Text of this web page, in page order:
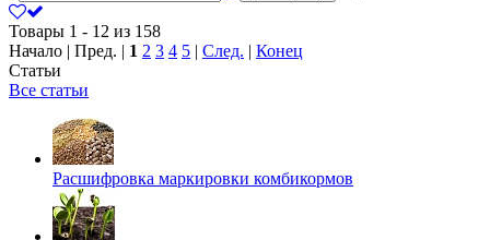
Товары 1 - 12 из 158
Начало | Пред. | 1 2 3 4 5 | След. | Конец
Статьи
Все статьи
Расшифровка маркировки комбикормов